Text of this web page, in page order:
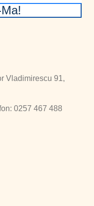
Vladimirescu 91,
0257 467 488